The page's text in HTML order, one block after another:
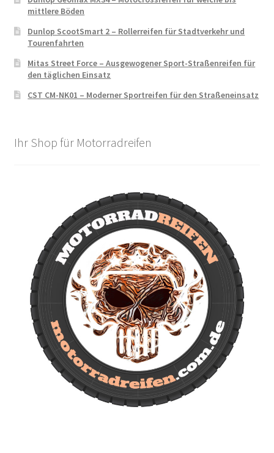
mittlere Böden
Dunlop ScootSmart 2 – Rollerreifen für Stadtverkehr und
Tourenfahrten
Mitas Street Force – Ausgewogener Sport-Straßenreifen für
den täglichen Einsatz
CST CM-NK01 – Moderner Sportreifen für den Straßeneinsatz
Ihr Shop für Motorradreifen